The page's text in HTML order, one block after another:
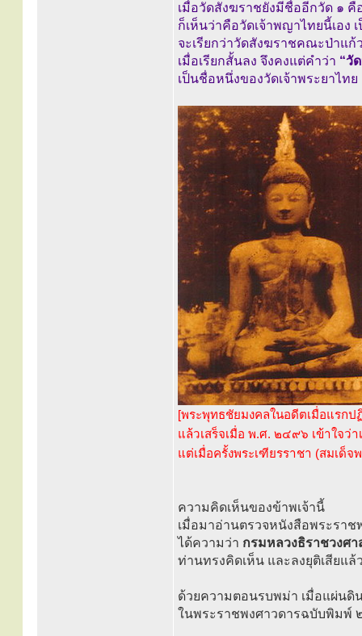
เมื่อวัดสังฆราชยังมีชื่ออีกวัด ๑ คื
ก็เห็นว่าคือวัดเจ้าพญาไทยนี้เอง
จะเรียกว่าวัดสังฆราชคณะป่าแก้
เมื่อเรียกสั้นลง จึงคงแต่คำว่า “วั
เป็นชื่อหนึ่งของวัดเจ้าพระยาไทย
[พระพุทธชัยมงคลในอดีตเมื่อแรก
แล้วเสร็จเมื่อ พ.ศ. ๒๔๙๖ เข้าใจว่
แต่เมื่อครั้งพระเฑียรราชา (สมเด็
ความคิดเห็นของข้าพเจ้านี้
เมื่อมาอ่านตรวจหนังสือพระรา
ได้ความว่า กรมหลวงธิราชวงศ
ท่านทรงคิดเห็น และลงยุติเสียแ
ด้วยความตอนรบพม่า เมื่อแผ่นดิ
ในพระราชพงศาวดารฉบับพิมพ์